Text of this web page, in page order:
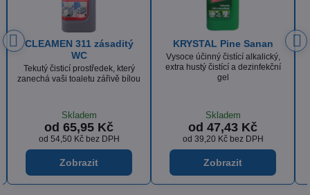
KRYSTAL Sanan Klasik
Tekutý dezinfekční prostředek
obsahující aktivní chlór
Skladem
od 53,85 Kč
od 44,50 Kčbez DPH
Zobrazit
ISOLDA Silver hair & body
Luxusní krémový, tělový a
vlasový šampón s vyváženou
recepturou a výbornou dermální
Skladem
od 36,18 Kč
od 29,90 Kčbez DPH
Zobrazit